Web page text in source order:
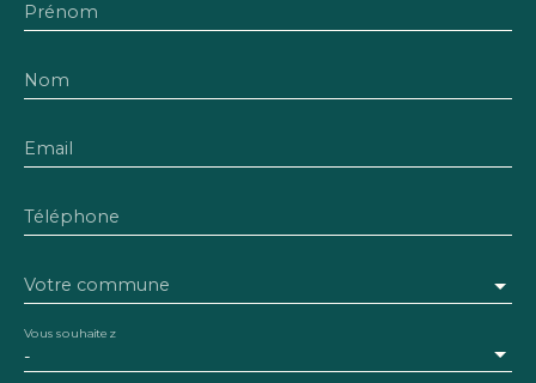
Prénom
Nom
Email
Téléphone
Votre commune
-
Vous souhaitez